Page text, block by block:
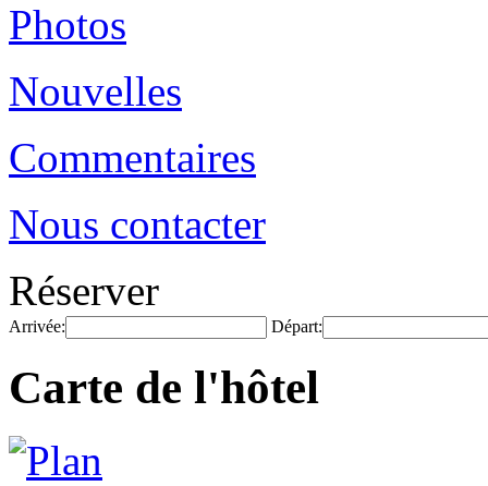
Photos
Nouvelles
Commentaires
Nous contacter
Réserver
Arrivée: Départ:
Carte de l'hôtel